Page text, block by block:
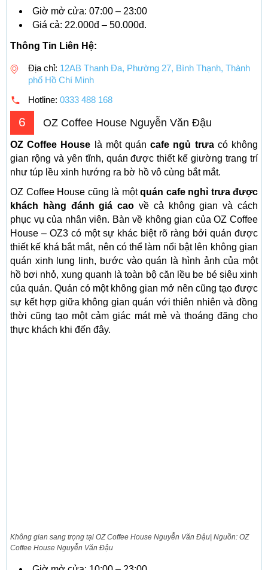
Giờ mở cửa: 07:00 – 23:00
Giá cả: 22.000đ – 50.000đ.
Thông Tin Liên Hệ:
Địa chỉ: 12AB Thanh Đa, Phường 27, Bình Thạnh, Thành
phố Hồ Chí Minh
Hotline: 0333 488 168
6 OZ Coffee House Nguyễn Văn Đậu
OZ Coffee House là một quáncafe ngủ trưacó không
gian rộng và yên tĩnh, quán được thiết kế giường trang trí
như túp lều xinh hướng ra bờ hồ vô cùng bắt mắt.
OZ Coffee House cũng là mộtquán cafe nghỉ trưa được
khách hàng đánh giá cao về cả không gian và cách
phục vụ của nhân viên. Bàn về không gian của OZ Coffee
House – OZ3 có một sự khác biệt rõ ràng bởi quán được
thiết kế khá bắt mắt, nên có thể làm nổi bật lên không gian
quán xinh lung linh, bước vào quán là hình ảnh của một
hồ bơi nhỏ, xung quanh là toàn bộ căn lều be bé siêu xinh
của quán. Quán có một không gian mở nên cũng tạo được
sự kết hợp giữa không gian quán với thiên nhiên và đồng
thời cũng tạo một cảm giác mát mẻ và thoáng đãng cho
thực khách khi đến đây.
Không gian sang trọng tại OZ Coffee House Nguyễn Văn Đậu| Nguồn: OZ
Coffee House Nguyễn Văn Đậu